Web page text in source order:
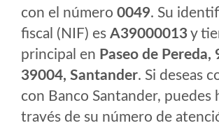
con el número 0049. Su
fiscal (NIF) es A39000013y
principal en Paseo de Pereda,
39004, Santander. Si deseas
con Banco Santander, puedes
través de su número de